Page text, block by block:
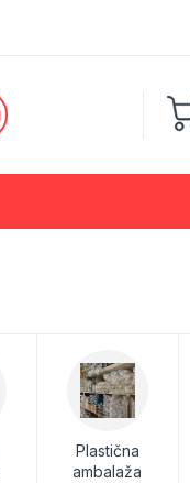
Plastična
ambalaža